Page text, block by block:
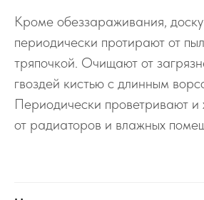
Кроме обеззараживания,
периодически протирают от
тряпочкой. Очищают от
гвоздей кистью с длинным
Периодически проветривают и
от радиаторов и влажных